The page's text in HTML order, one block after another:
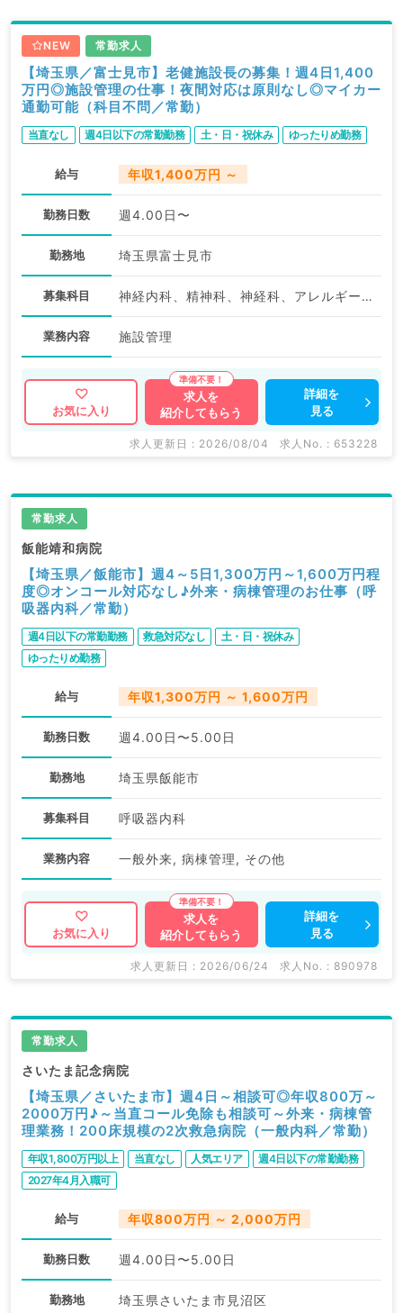
NEW 常勤求人
【埼玉県／富士見市】老健施設長の募集！週4日1,400
万円◎施設管理の仕事！夜間対応は原則なし◎マイカー
通勤可能（科目不問／常勤）
当直なし 週4日以下の常勤勤務 土・日・祝休み ゆったりめ勤務
給与 年収1,400万円 ～
勤務日数 週4.00日〜
勤務地 埼玉県富士見市
募集科目 神経内科、精神科、神経科、アレルギー科、小児科、整形外科、形成外科、美容外科、脳神経外科、呼吸器外科、心臓血管外科、小児外科、皮膚科、泌尿器科、産婦人科、産科、婦人科、眼科、耳鼻咽喉科、放射線科、麻酔科、ペインクリニック、人工透析科、一般内科、循環器内科、呼吸器内科、消化器内科、内分泌・代謝内科、腎臓内科、老年内科、血液内科、外科系全般、一般外科、消化器外科、乳腺外科、総合診療科、美容皮膚科、健診・人間ドック、救急科・ＩＣＵ、病理科、基礎医学系、膠原病科、スポーツ整形外科、大腸・肛門外科、産業医、脊髄・脊椎外科
業務内容 施設管理
お気に入り
求人を
紹介してもらう
詳細を
見る
求人更新日 : 2026/08/04 求人No. : 653228
常勤求人
飯能靖和病院
【埼玉県／飯能市】週4～5日1,300万円～1,600万円程
度◎オンコール対応なし♪外来・病棟管理のお仕事（呼
吸器内科／常勤）
週4日以下の常勤勤務 救急対応なし
土・日・祝休み
ゆったりめ勤務
給与 年収1,300万円 ～ 1,600万円
勤務日数 週4.00日〜5.00日
勤務地 埼玉県飯能市
募集科目 呼吸器内科
業務内容 一般外来, 病棟管理, その他
お気に入り
求人を
紹介してもらう
詳細を
見る
求人更新日 : 2026/06/24 求人No. : 890978
常勤求人
さいたま記念病院
【埼玉県／さいたま市】週4日～相談可◎年収800万～
2000万円♪～当直コール免除も相談可～外来・病棟管
理業務！200床規模の2次救急病院（一般内科／常勤）
年収1,800万円以上 当直なし 人気エリア
週4日以下の常勤勤務
2027年4月入職可
給与 年収800万円 ～ 2,000万円
勤務日数 週4.00日〜5.00日
勤務地 埼玉県さいたま市見沼区